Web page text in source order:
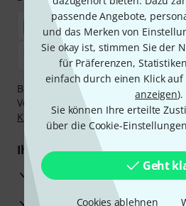
passende Angebote,
und das Merken von
Sie okay ist, stimmen Sie der
für Präferenzen,
einfach durch einen Klick auf
anzeigen).
Sie können Ihre erteilte
über die Cookie-
Geht
Cookies ablehnen
Bezahlen Sie vertraulich und
Vorkasse, PayPal, Amazon Pay,
Klarna Ratenzahlungoder
Ihre Vorteile
3 Jahre Thomann Garantie
30 Tage Money-Back-Garantie